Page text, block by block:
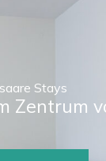
Stays
Zentrum